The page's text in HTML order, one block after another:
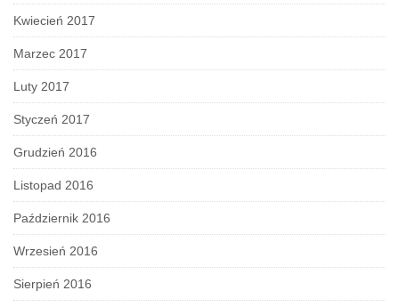
Kwiecień 2017
Marzec 2017
Luty 2017
Styczeń 2017
Grudzień 2016
Listopad 2016
Październik 2016
Wrzesień 2016
Sierpień 2016